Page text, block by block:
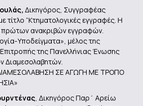
Δικηγόρος, Συγγραφέας
τίτλο “Κτηματολογικές εγγραφές. Η
ανακριβών εγγραφών.
Υποδείγματα», μέλος της
της Πανελλήνιας Ένωσης
Διαμεσολαβητών.
ΣΕ ΑΓΩΓΗ ΜΕ ΤΡΟΠΟ
, Δικηγόρος Παρ΄ Αρείω